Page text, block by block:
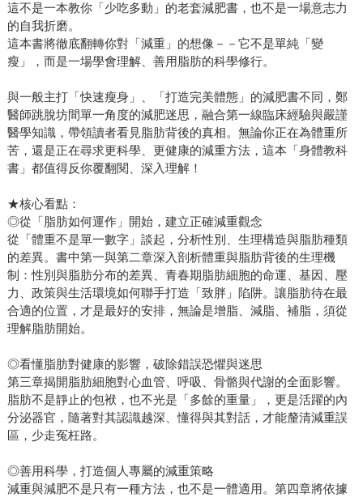
這不是一本教你「少吃多動」的老套減肥書，也不是一場意志力
的自我折磨。
這本書將徹底翻轉你對「減重」的想像－－它不是單純「變
瘦」，而是一場學會理解、善用脂肪的科學修行。
與一般主打「快速瘦身」、「打造完美體態」的減肥書不同，鄭
醫師跳脫坊間單一角度的減肥迷思，融合第一線臨床經驗與嚴謹
醫學知識，帶領讀者看見脂肪背後的真相。無論你正在為體重所
苦，還是正在尋求更科學、更健康的減重方法，這本「身體教科
書」都值得反你覆翻閱、深入理解！
★核心看點：
◎從「脂肪如何運作」開始，建立正確減重觀念
從「體重不是單一數字」談起，分析性別、生理構造與脂肪種類
的差異。書中第一與第二章深入剖析體重與脂肪背後的生理機
制：性別與脂肪分布的差異、青春期脂肪細胞的命運、基因、壓
力、政策與生活環境如何聯手打造「致胖」陷阱。讓脂肪待在最
合適的位置，才是最好的安排，無論是增脂、減脂、補脂，須從
理解脂肪開始。
◎看懂脂肪對健康的影響，破除錯誤恐懼與迷思
第三章揭開脂肪細胞對心血管、呼吸、骨骼與代謝的全面影響。
脂肪不是靜止的包袱，也不光是「多餘的重量」，更是活躍的內
分泌器官，隨著對其認識越深、懂得與其對話，才能釐清減重誤
區，少走冤枉路。
◎善用科學，打造個人專屬的減重策略
減重與減肥不是只有一種方法，也不是一體適用。第四章將依據